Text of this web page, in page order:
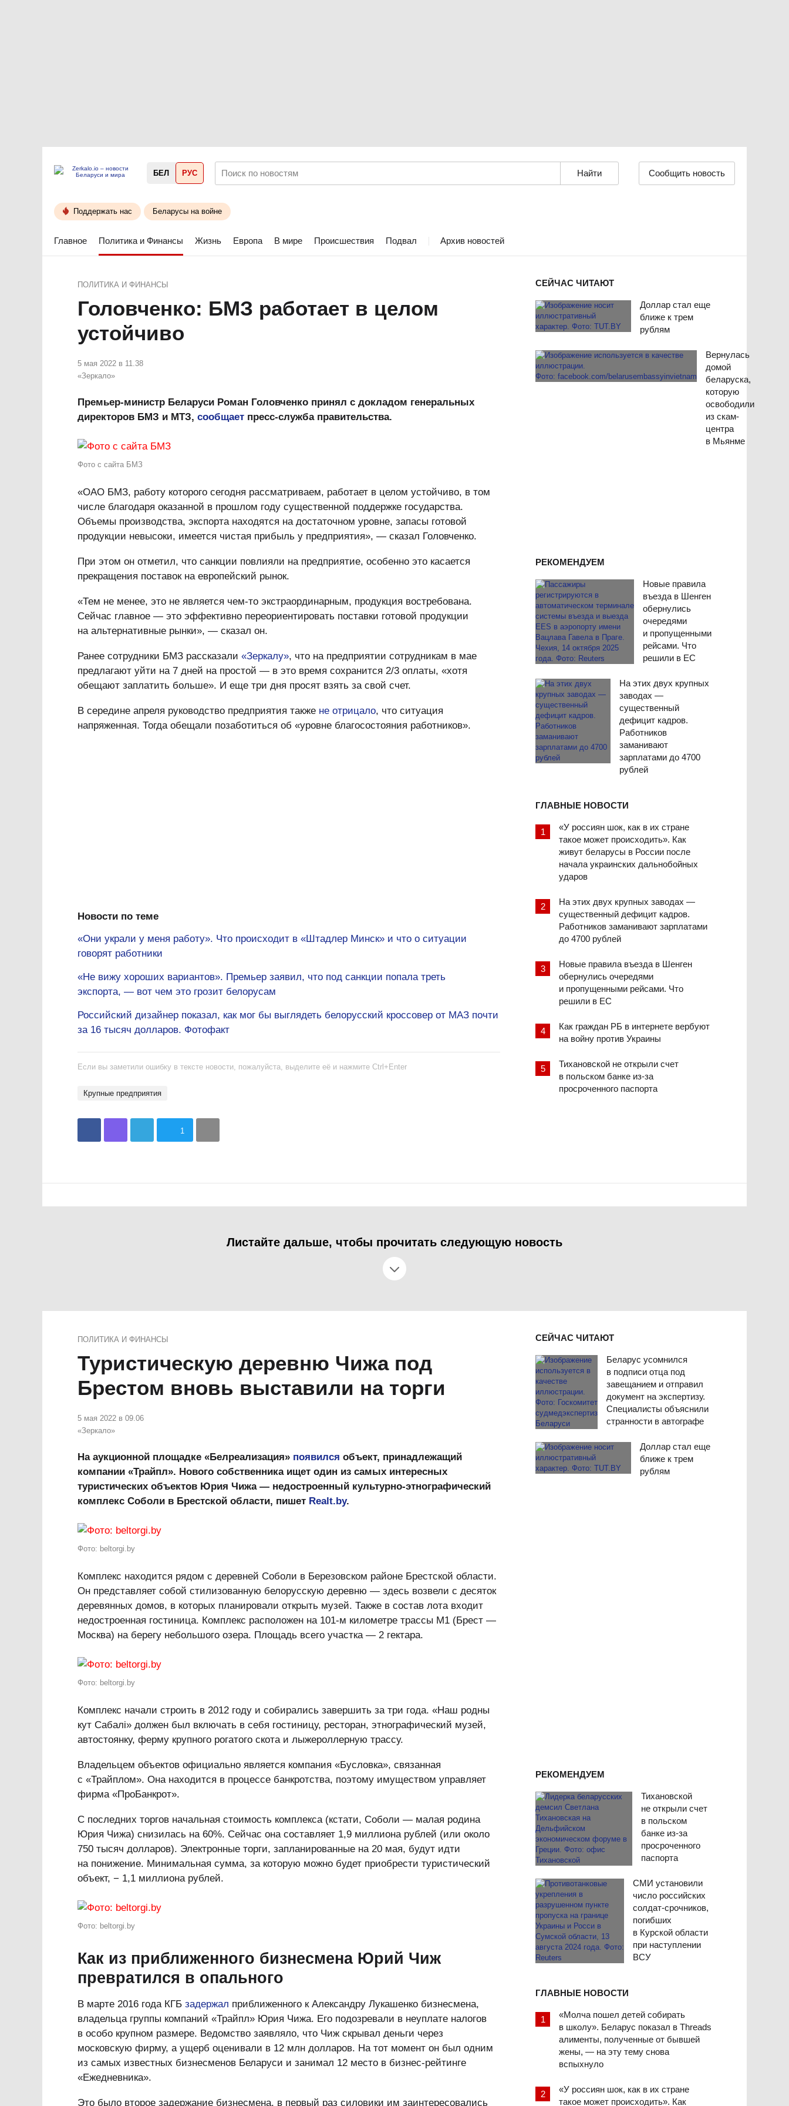
БЕЛ РУС Сообщить новость
Поддержать нас Беларусы на войне
Главное Политика и Финансы Жизнь Европа В мире Происшествия Подвал Архив новостей
СЕЙЧАС ЧИТАЮТ
Доллар стал еще
ближе к трем
рублям
Вернулась
домой
беларуска,
которую
освободили
из скам-
центра
в Мьянме
РЕКОМЕНДУЕМ
Новые правила
въезда в Шенген
обернулись
очередями
и пропущенными
рейсами. Что
решили в ЕС
На этих двух крупных
заводах —
существенный
дефицит кадров.
Работников
заманивают
зарплатами до 4700
рублей
ГЛАВНЫЕ НОВОСТИ
«У россиян шок, как в их стране
такое может происходить». Как
живут беларусы в России после
начала украинских дальнобойных
ударов
На этих двух крупных заводах —
существенный дефицит кадров.
Работников заманивают зарплатами
до 4700 рублей
Новые правила въезда в Шенген
обернулись очередями
и пропущенными рейсами. Что
решили в ЕС
Как граждан РБ в интернете вербуют
на войну против Украины
Тихановской не открыли счет
в польском банке из-за
просроченного паспорта
ПОЛИТИКА И ФИНАНСЫ
Головченко: БМЗ работает в целом
устойчиво
5 мая 2022 в 11.38
«Зеркало»
Премьер-министр Беларуси Роман Головченко принял с докладом генеральных
директоров БМЗ и МТЗ, сообщает пресс-служба правительства.
Фото с сайта БМЗ
«ОАО БМЗ, работу которого сегодня рассматриваем, работает в целом устойчиво, в том
числе благодаря оказанной в прошлом году существенной поддержке государства.
Объемы производства, экспорта находятся на достаточном уровне, запасы готовой
продукции невысоки, имеется чистая прибыль у предприятия», — сказал Головченко.
При этом он отметил, что санкции повлияли на предприятие, особенно это касается
прекращения поставок на европейский рынок.
«Тем не менее, это не является чем-то экстраординарным, продукция востребована.
Сейчас главное — это эффективно переориентировать поставки готовой продукции
на альтернативные рынки», — сказал он.
Ранее сотрудники БМЗ рассказали «Зеркалу», что на предприятии сотрудникам в мае
предлагают уйти на 7 дней на простой — в это время сохранится 2/3 оплаты, «хотя
обещают заплатить больше». И еще три дня просят взять за свой счет.
В середине апреля руководство предприятия также не отрицало, что ситуация
напряженная. Тогда обещали позаботиться об «уровне благосостояния работников».
Новости по теме
«Они украли у меня работу». Что происходит в «Штадлер Минск» и что о ситуации
говорят работники
«Не вижу хороших вариантов». Премьер заявил, что под санкции попала треть
экспорта, — вот чем это грозит белорусам
Российский дизайнер показал, как мог бы выглядеть белорусский кроссовер от МАЗ почти
за 16 тысяч долларов. Фотофакт
Если вы заметили ошибку в тексте новости, пожалуйста, выделите её и нажмите Ctrl+Enter
крупные предприятия
1
Листайте дальше, чтобы прочитать следующую новость